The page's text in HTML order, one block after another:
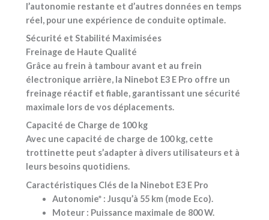
l’autonomie restante et d’autres données en temps
réel, pour une expérience de conduite optimale.
Sécurité et Stabilité Maximisées
Freinage de Haute Qualité
Grâce au frein à tambour avant et au frein
électronique arrière, la Ninebot E3 E Pro offre un
freinage réactif et fiable, garantissant une sécurité
maximale lors de vos déplacements.
Capacité de Charge de 100 kg
Avec une capacité de charge de 100 kg, cette
trottinette peut s’adapter à divers utilisateurs et à
leurs besoins quotidiens.
Caractéristiques Clés de la Ninebot E3 E Pro
Autonomie*: Jusqu’à 55 km (mode Eco).
Moteur: Puissance maximale de 800 W.